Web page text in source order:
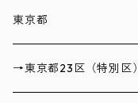
東京都
→東京都23区（特別区）